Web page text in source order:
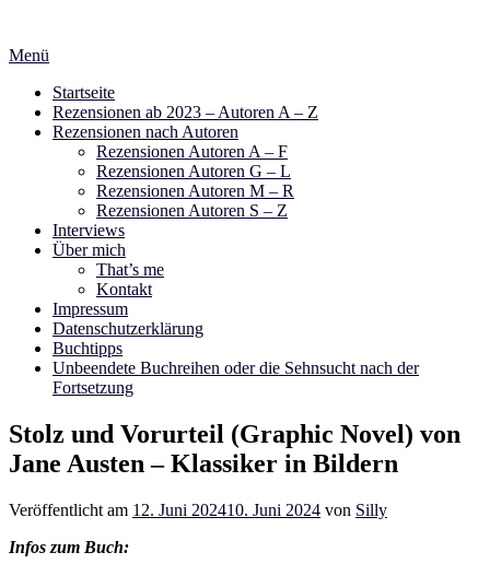
springen
Menü
Startseite
Rezensionen ab 2023 – Autoren A – Z
Rezensionen nach Autoren
Rezensionen Autoren A – F
Rezensionen Autoren G – L
Rezensionen Autoren M – R
Rezensionen Autoren S – Z
Interviews
Über mich
That’s me
Kontakt
Impressum
Datenschutzerklärung
Buchtipps
Unbeendete Buchreihen oder die Sehnsucht nach der
Fortsetzung
Stolz und Vorurteil (Graphic Novel) von
Jane Austen – Klassiker in Bildern
Veröffentlicht am 12. Juni 202410. Juni 2024 von Silly
Infos zum Buch: